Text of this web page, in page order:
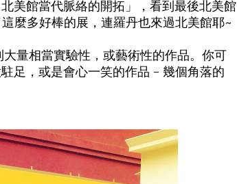
美館當代脈絡的開拓」，看到最後北美館
麼多好棒的展，連羅丹也來過北美館耶~
量相當實驗性，或藝術性的作品。你可
足，或是會心一笑的作品 - 幾個角落的